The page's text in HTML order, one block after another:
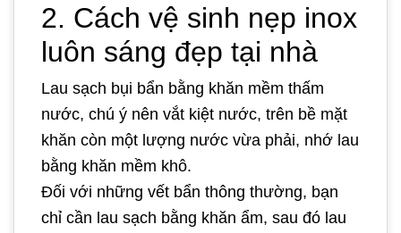
2. Cách vệ sinh nẹp inox
luôn sáng đẹp tại nhà
Lau sạch bụi bẩn bằng khăn mềm thấm
nước, chú ý nên vắt kiệt nước, trên bề mặt
khăn còn một lượng nước vừa phải, nhớ lau
bằng khăn mềm khô.
Đối với những vết bẩn thông thường, bạn
chỉ cần lau sạch bằng khăn ẩm, sau đó lau